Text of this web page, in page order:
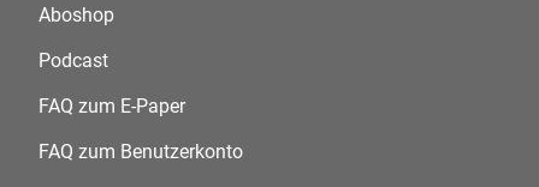
Aboshop
Podcast
FAQ zum E-Paper
FAQ zum Benutzerkonto